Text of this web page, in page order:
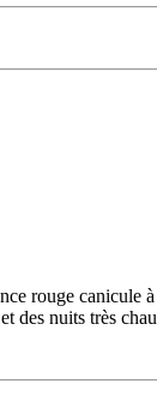
rouge canicule
des nuits très